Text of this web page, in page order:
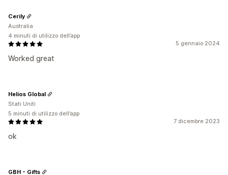
5 gennaio 2024
Worked great
Cerily
Australia
4 minuti di utilizzo dell’app
7 dicembre 2023
ok
Helios Global
Stati Uniti
5 minuti di utilizzo dell’app
GBH - Gifts